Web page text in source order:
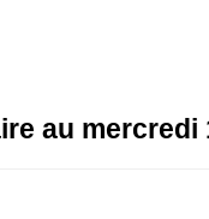
au mercredi